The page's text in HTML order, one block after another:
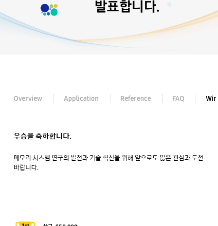
Overview Application Reference FAQ
우승을 축하합니다.
메모리 시스템 연구의 발전과 기술 혁신을 위해 앞으로도 많은 관심과 도전
바랍니다.